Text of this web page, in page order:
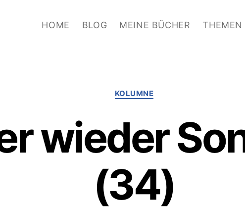
HOME BLOG MEINE BÜCHER THEMEN
Kategorien
KOLUMNE
wieder
(34)